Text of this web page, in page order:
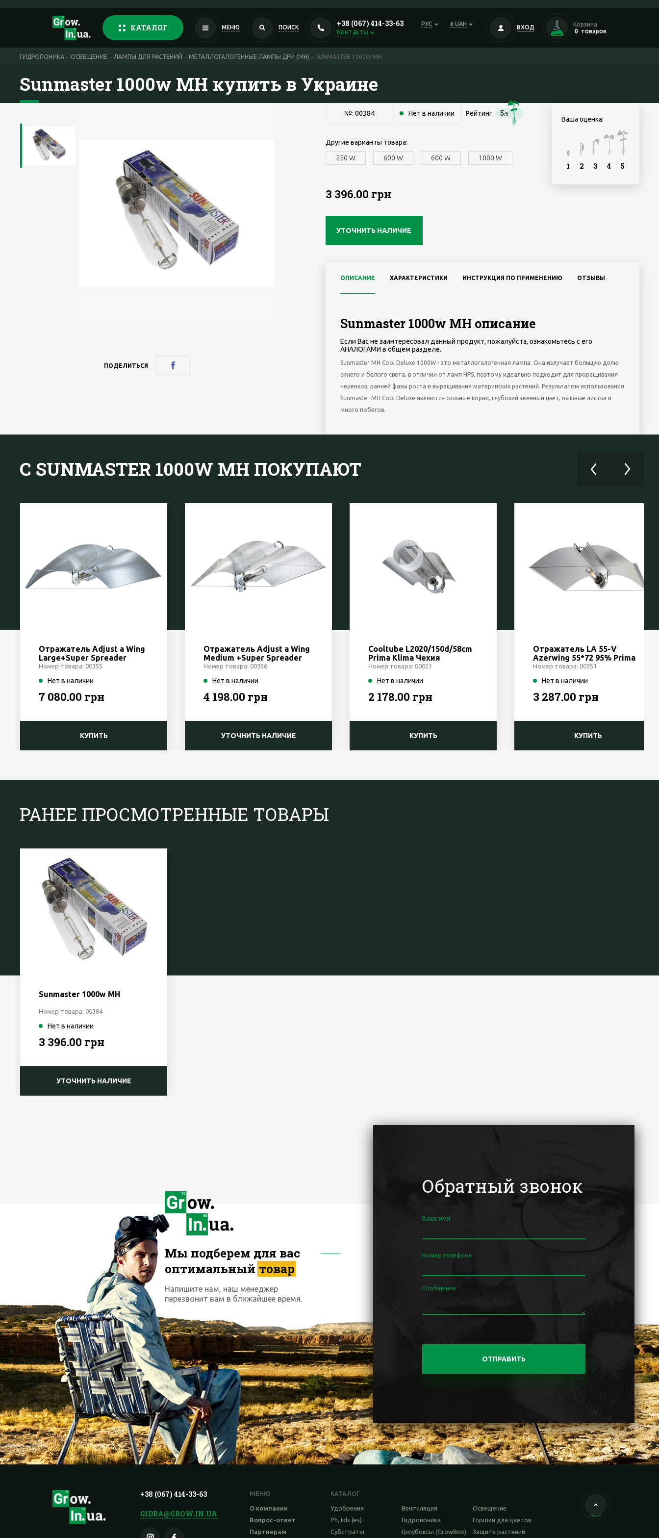
КАТАЛОГ МЕНЮ ПОИСК +38 (067) 414-33-63
Контакты
РУС ₴ UAH
ВХОД
Корзина
0 товаров
ГИДРОПОНИКА ОСВЕЩЕНИЕ ЛАМПЫ ДЛЯ РАСТЕНИЙ МЕТАЛЛОГАЛОГЕННЫЕ ЛАМПЫ ДРИ (MH) SUNMASTER 1000W MH
Sunmaster 1000w MH купить в Украине
ПОДЕЛИТЬСЯ
№: 00384 Нет в наличии Рейтинг 5/5
Другие варианты товара:
250 W
600 W 600 W 1000 W
3 396.00 грн
УТОЧНИТЬ НАЛИЧИЕ
Ваша оценка:
5
4
3
2
1
ОПИСАНИЕ ХАРАКТЕРИСТИКИ ИНСТРУКЦИЯ ПО ПРИМЕНЕНИЮ ОТЗЫВЫ
Sunmaster 1000w MH описание
Если Вас не заинтересовал данный продукт, пожалуйста, ознакомьтесь с его
АНАЛОГАМИ в общем разделе.
Sunmaster MH Cool Deluxe 1000W - это металлогалогенная лампа. Она излучает большую долю
синего и белого света, в отличии от ламп HPS, поэтому идеально подходит для проращивания
черенков, ранней фазы роста и выращивания материнских растений. Результатом использования
Sunmaster MH Cool Deluxe являются сильные корни, глубокий зеленый цвет, пышные листья и
много побегов.
С SUNMASTER 1000W MH ПОКУПАЮТ
Отражатель Adjust a Wing
Large+Super Spreader
Номер товара: 00355
Нет в наличии
7 080.00 грн
КУПИТЬ
Отражатель Adjust a Wing
Medium +Super Spreader
Номер товара: 00356
Нет в наличии
4 198.00 грн
УТОЧНИТЬ НАЛИЧИЕ
Cooltube L2020/150d/58cm
Prima Klima Чехия
Номер товара: 00021
Нет в наличии
2 178.00 грн
КУПИТЬ
Отражатель LA 55-V
Azerwing 55*72 95% Prima
Klima Чехия
Номер товара: 00351
Нет в наличии
3 287.00 грн
КУПИТЬ
РАНЕЕ ПРОСМОТРЕННЫЕ ТОВАРЫ
Sunmaster 1000w MH
Номер товара: 00384
Нет в наличии
3 396.00 грн
УТОЧНИТЬ НАЛИЧИЕ
Обратный звонок
Ваше имя
Номер телефона
Сообщение
ОТПРАВИТЬ
Мы подберем для вас
оптимальный товар
Напишите нам, наш менеджер
перезвонит вам в ближайшее время.
+38 (067) 414-33-63
GIDRA@GROW.IN.UA
МЕНЮ
О компании
Вопрос-ответ
Партнерам
КАТАЛОГ
Удобрения Вентиляция
Освещение
Ph, tds (es)
Гидропоника
Горшки для цветов
Субстраты
Гроубоксы (GrowBox) Защита растений